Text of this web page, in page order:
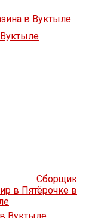
в Вуктыле
Сборщик
в Пятёрочке в